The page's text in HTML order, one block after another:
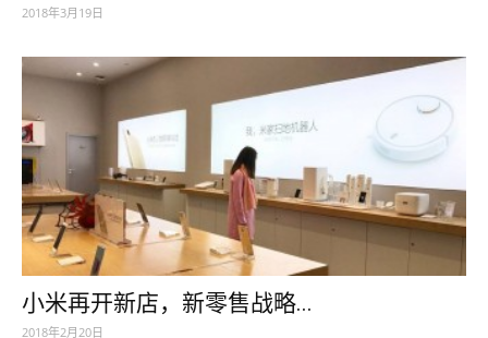
2018年3月19日
小米再开新店，新零售战略...
2018年2月20日